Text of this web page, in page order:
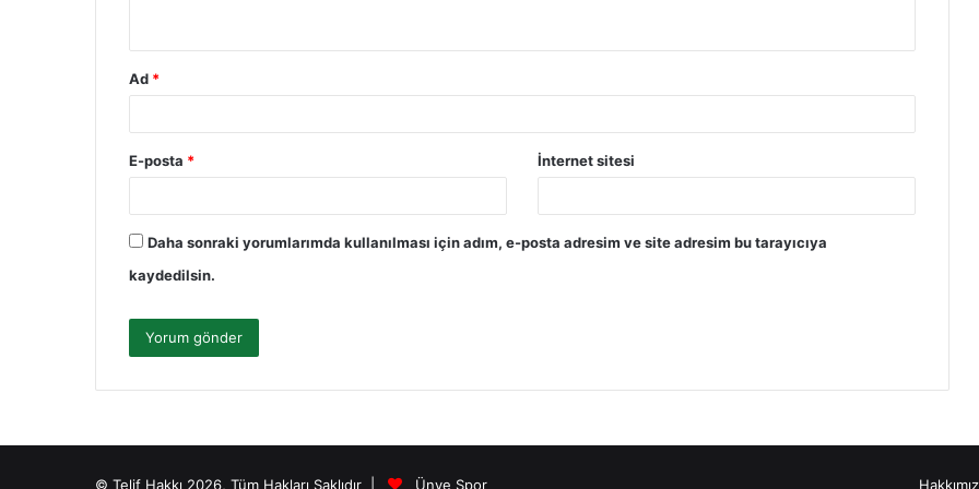
Ad *
E-posta * İnternet sitesi
Daha sonraki yorumlarımda kullanılması için adım, e-posta adresim ve site adresim bu tarayıcıya
kaydedilsin.
© Telif Hakkı 2026, Tüm Hakları Saklıdır | Ünye Spor